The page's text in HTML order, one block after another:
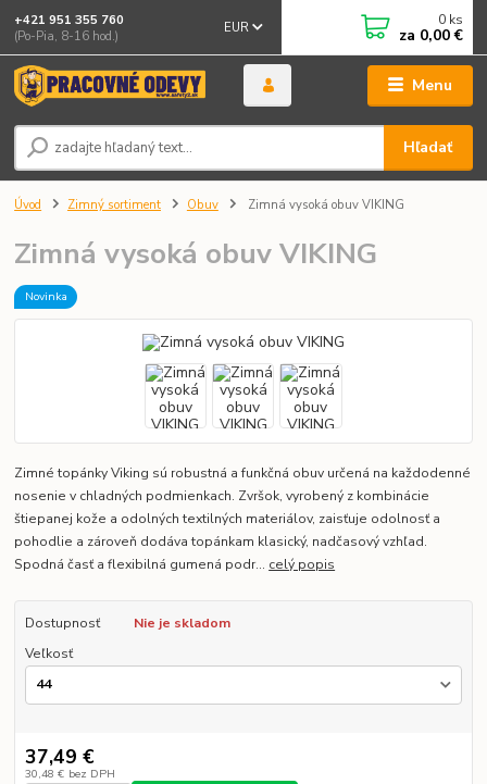
Menu
EUR
Hľadať
+421 951 355 760
(Po-Pia, 8-16 hod.)
0 ks
za 0,00 €
Úvod Zimný sortiment Obuv Zimná vysoká obuv VIKING
Zimná vysoká obuv VIKING
Novinka
Zimné topánky Viking sú robustná a funkčná obuv určená na každodenné
nosenie v chladných podmienkach. Zvršok, vyrobený z kombinácie
štiepanej kože a odolných textilných materiálov, zaisťuje odolnosť a
pohodlie a zároveň dodáva topánkam klasický, nadčasový vzhľad.
Spodná časť a flexibilná gumená podr... celý popis
Dostupnosť
Nie je skladom
Veľkosť
37,49 €
30,48 € bez DPH